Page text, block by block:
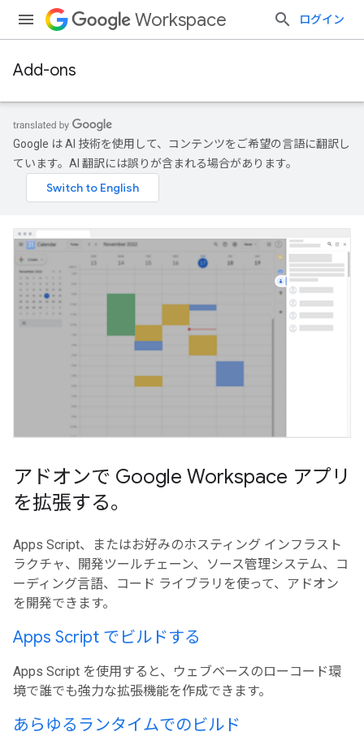
Workspace ログイン
Add-ons
Google は AI 技術を使用して、コンテンツをご希望の言語に翻訳し
ています。AI 翻訳には誤りが含まれる場合があります。
アドオンで Google Workspace アプリ
を拡張する。
Apps Script、またはお好みのホスティング インフラスト
ラクチャ、開発ツールチェーン、ソース管理システム、コ
ーディング言語、コード ライブラリを使って、アドオン
を開発できます。
Apps Script でビルドする
Apps Script を使用すると、ウェブベースのローコード環
境で誰でも強力な拡張機能を作成できます。
あらゆるランタイムでのビルド